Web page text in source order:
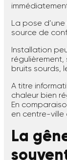
La pose d’une
source de
Installation
bruits sourds,
A titre
chaleur bien
En
en centre-ville
La